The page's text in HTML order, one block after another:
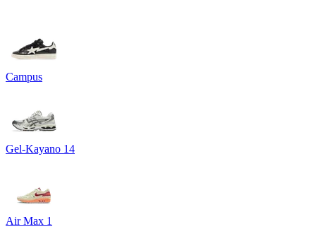
Campus
Gel-Kayano 14
Air Max 1